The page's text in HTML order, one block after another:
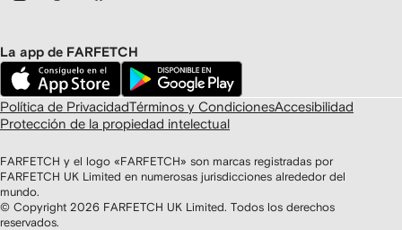
La app de FARFETCH
Política de PrivacidadTérminos y CondicionesAccesibilidad
Protección de la propiedad intelectual
FARFETCH y el logo «FARFETCH» son marcas registradas por
FARFETCH UK Limited en numerosas jurisdicciones alrededor del
mundo.
© Copyright 2026 FARFETCH UK Limited. Todos los derechos
reservados.